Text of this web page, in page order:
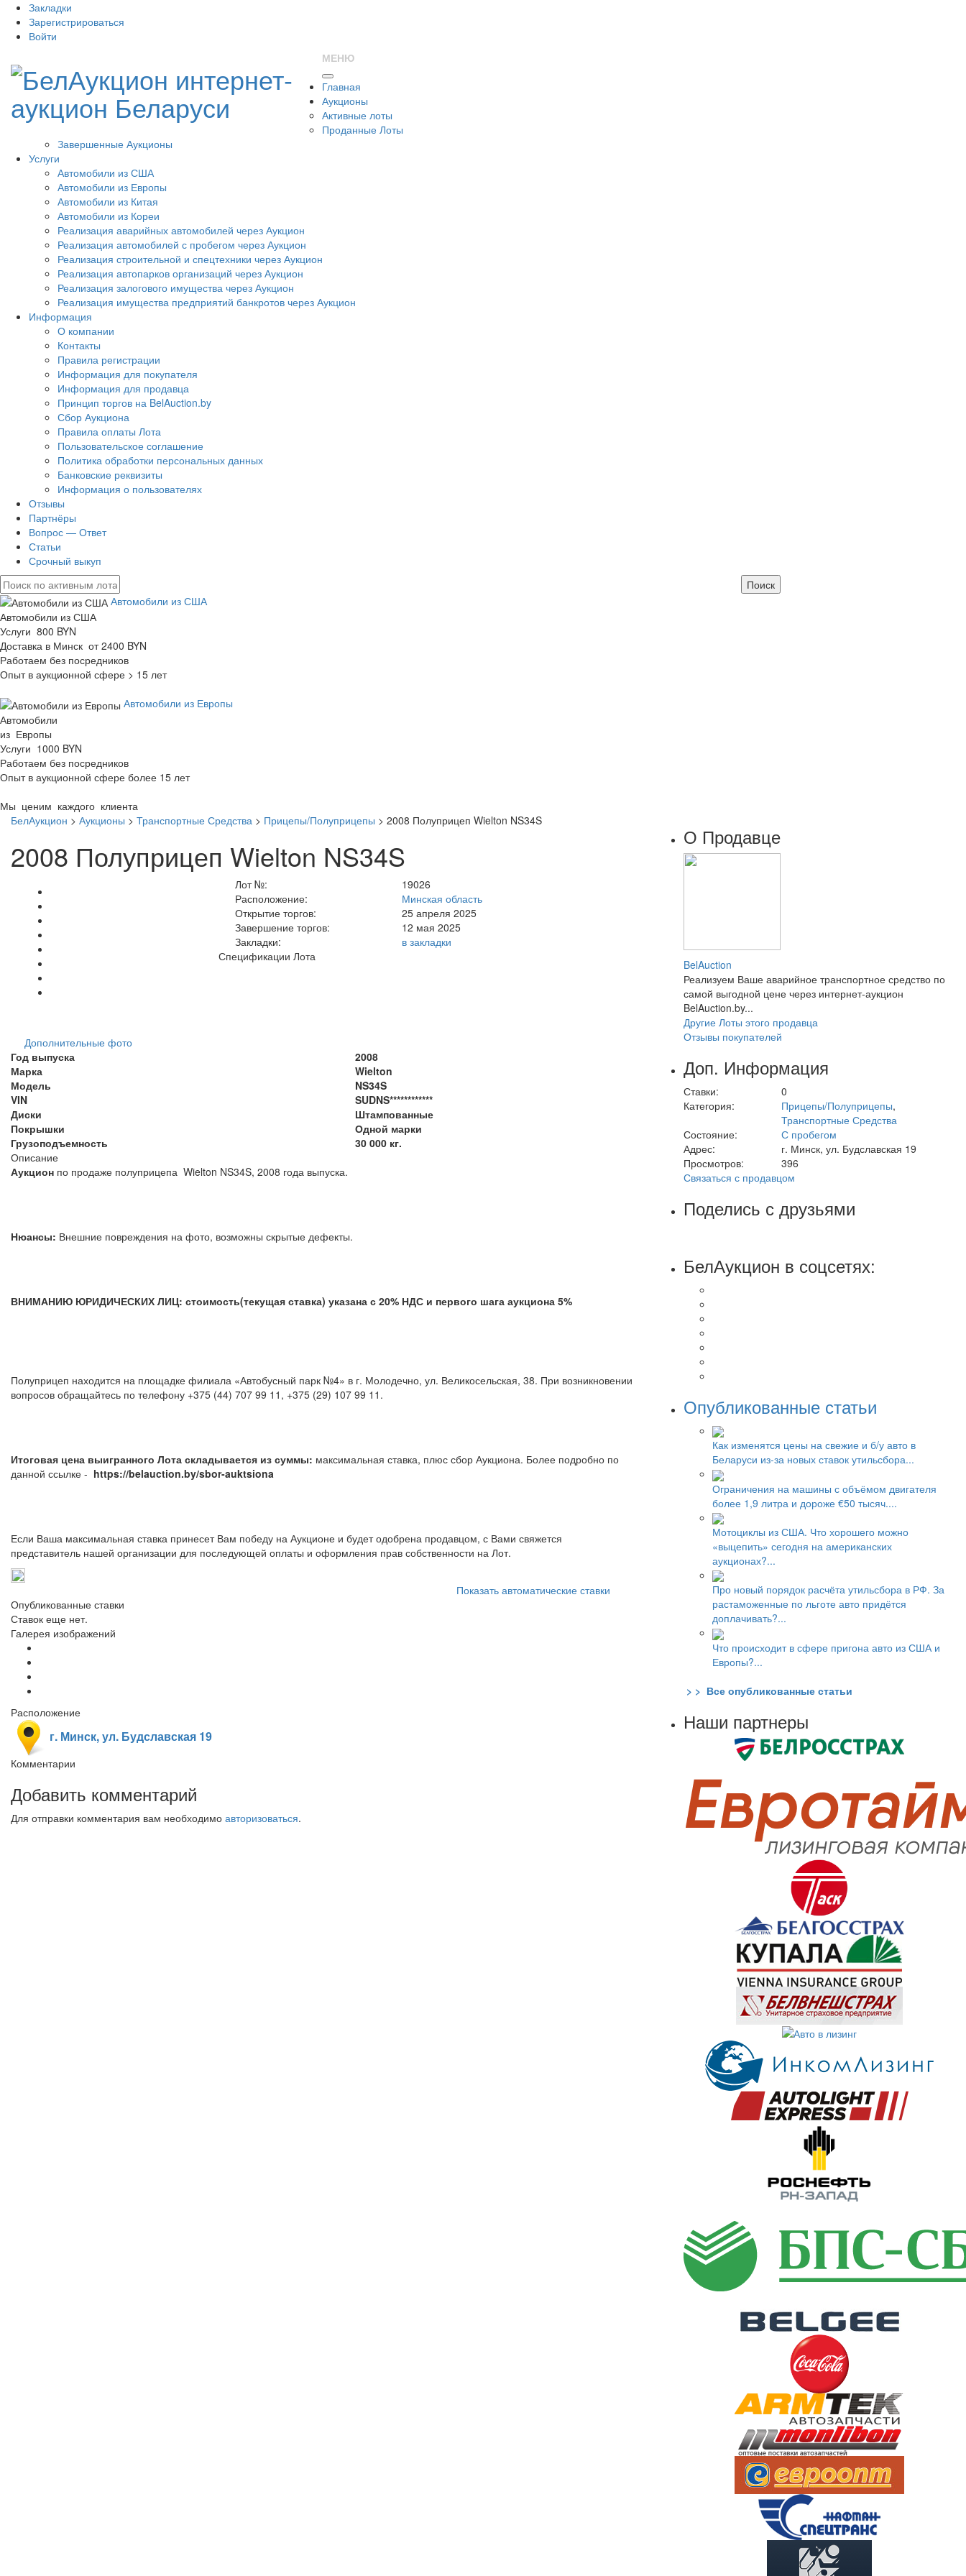
Закладки
Зарегистрироваться
Войти
МЕНЮ
Главная
Аукционы
Активные лоты
Проданные Лоты
Завершенные Аукционы
Услуги
Автомобили из США
Автомобили из Европы
Автомобили из Китая
Автомобили из Кореи
Реализация аварийных автомобилей через Аукцион
Реализация автомобилей с пробегом через Аукцион
Реализация строительной и спецтехники через Аукцион
Реализация автопарков организаций через Аукцион
Реализация залогового имущества через Аукцион
Реализация имущества предприятий банкротов через Аукцион
Информация
О компании
Контакты
Правила регистрации
Информация для покупателя
Информация для продавца
Принцип торгов на BelAuction.by
Сбор Аукциона
Правила оплаты Лота
Пользовательское соглашение
Политика обработки персональных данных
Банковские реквизиты
Информация о пользователях
Отзывы
Партнёры
Вопрос — Ответ
Статьи
Срочный выкуп
Автомобили из США
Автомобили из США
Услуги 800 BYN
Доставка в Минск от 2400 BYN
Работаем без посредников
Опыт в аукционной сфере > 15 лет
Автомобили из Европы
Автомобили
из Европы
Услуги 1000 BYN
Работаем без посредников
Опыт в аукционной сфере более 15 лет
Мы ценим каждого клиента
БелАукцион > Аукционы > Транспортные Средства > Прицепы/Полуприцепы > 2008 Полуприцеп Wielton NS34S
2008 Полуприцеп Wielton NS34S
Дополнительные фото
Лот №:
19026
Расположение:
Минская область
Открытие торгов:
25 апреля 2025
Завершение торгов:
12 мая 2025
Закладки:
в закладки
Спецификации Лота
Год выпуска
2008
Марка
Wielton
Модель
NS34S
VIN
SUDNS************
Диски
Штампованные
Покрышки
Одной марки
Грузоподъемность
30 000 кг.
Описание
Аукцион по продаже полуприцепа Wielton NS34S, 2008 года выпуска.
Нюансы: Внешние повреждения на фото, возможны скрытые дефекты.
ВНИМАНИЮ ЮРИДИЧЕСКИХ ЛИЦ: стоимость(текущая ставка) указана с 20% НДС и первого шага аукциона 5%
Полуприцеп находится на площадке филиала «Автобусный парк №4» в г. Молодечно, ул. Великосельская, 38. При возникновении
вопросов обращайтесь по телефону +375 (44) 707 99 11, +375 (29) 107 99 11.
Итоговая цена выигранного Лота складывается из суммы: максимальная ставка, плюс сбор Аукциона. Более подробно по
данной ссылке - https://belauction.by/sbor-auktsiona
Если Ваша максимальная ставка принесет Вам победу на Аукционе и будет одобрена продавцом, с Вами свяжется
представитель нашей организации для последующей оплаты и оформления прав собственности на Лот.
Показать автоматические ставки
Опубликованные ставки
Ставок еще нет.
Галерея изображений
Расположение
г. Минск, ул. Будславская 19
Комментарии
Добавить комментарий
Для отправки комментария вам необходимо авторизоваться.
О Продавце
BelAuction
Реализуем Ваше аварийное транспортное средство по
самой выгодной цене через интернет-аукцион
BelAuction.by...
Другие Лоты этого продавца
Отзывы покупателей
Доп. Информация
Ставки:
0
Категория:
Прицепы/Полуприцепы,
Транспортные Средства
Состояние:
С пробегом
Адрес:
г. Минск, ул. Будславская 19
Просмотров:
396
Связаться с продавцом
Поделись с друзьями
БелАукцион в соцсетях:
Опубликованные статьи
Как изменятся цены на свежие и б/у авто в
Беларуси из-за новых ставок утильсбора...
Ограничения на машины с объёмом двигателя
более 1,9 литра и дороже €50 тысяч....
Мотоциклы из США. Что хорошего можно
«выцепить» сегодня на американских
аукционах?...
Про новый порядок расчёта утильсбора в РФ. За
растаможенные по льготе авто придётся
доплачивать?...
Что происходит в сфере пригона авто из США и
Европы?...
> > Все опубликованные статьи
Наши партнеры